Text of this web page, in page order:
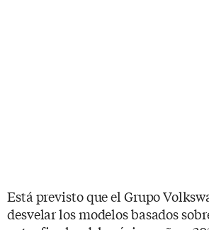
Está previsto que el Grupo
desvelar los modelos basados